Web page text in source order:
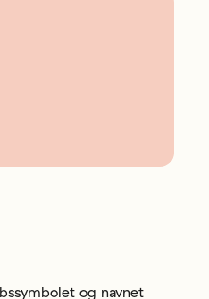
og navnet